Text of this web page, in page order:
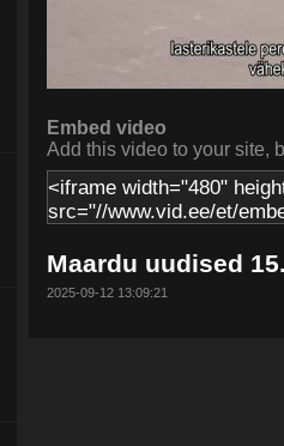
Embed video
Add this video to your site,
Maardu uudised
2025-09-12 13:09:21